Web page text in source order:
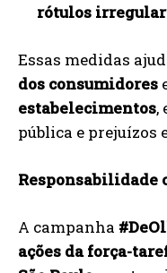
rótulos
Essas medidas
dos consumidores
estabelecimentos,
pública e prejuízos
Responsabilidade
A campanha
ações da força-